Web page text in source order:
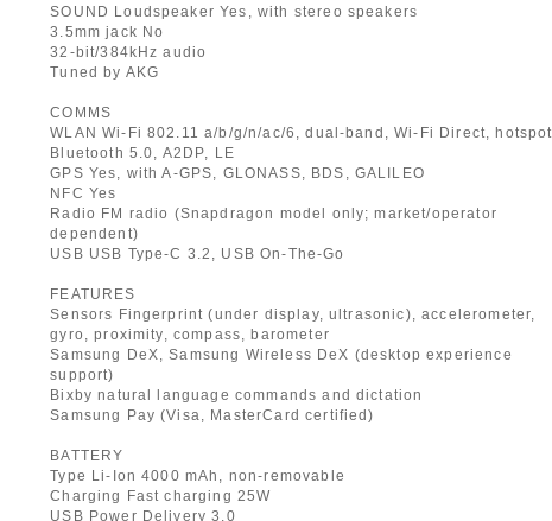
SOUND Loudspeaker Yes, with stereo speakers
3.5mm jack No
32-bit/384kHz audio
Tuned by AKG
COMMS
WLAN Wi-Fi 802.11 a/b/g/n/ac/6, dual-band, Wi-Fi Direct, hotspot
Bluetooth 5.0, A2DP, LE
GPS Yes, with A-GPS, GLONASS, BDS, GALILEO
NFC Yes
Radio FM radio (Snapdragon model only; market/operator
dependent)
USB USB Type-C 3.2, USB On-The-Go
FEATURES
Sensors Fingerprint (under display, ultrasonic), accelerometer,
gyro, proximity, compass, barometer
Samsung DeX, Samsung Wireless DeX (desktop experience
support)
Bixby natural language commands and dictation
Samsung Pay (Visa, MasterCard certified)
BATTERY
Type Li-Ion 4000 mAh, non-removable
Charging Fast charging 25W
USB Power Delivery 3.0